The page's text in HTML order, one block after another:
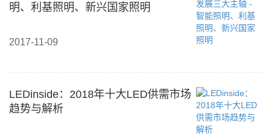
明、利基照明、新兴国家照明
2017-11-09
LEDinside：2018年十大LED供需市场
趋势与解析